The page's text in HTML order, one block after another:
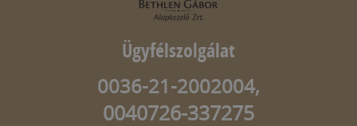
Ügyfélszolgálat
0036-21-2002004,
0040726-337275